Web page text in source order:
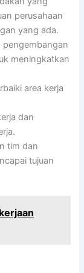
perusahaan
yang ada.
pengembangan
meningkatkan
area kerja
dan
tim dan
tujuan